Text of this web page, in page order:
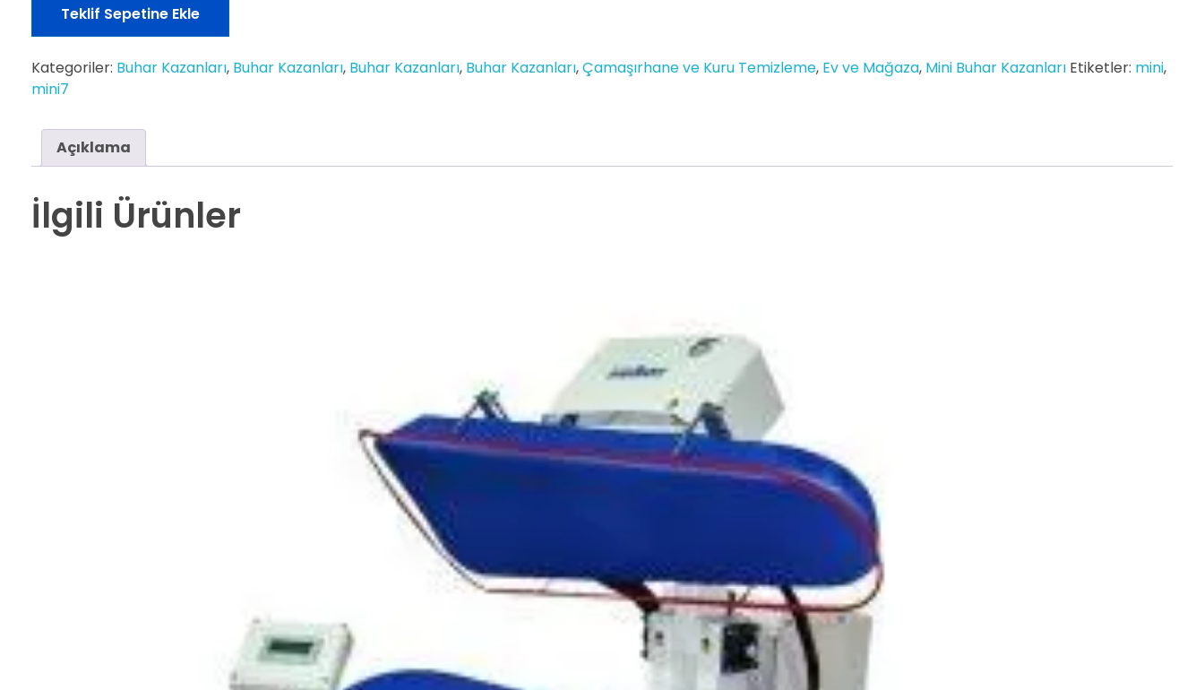
Teklif Sepetine Ekle
Kategoriler: Buhar Kazanları, Buhar Kazanları, Buhar Kazanları, Buhar Kazanları,Çamaşırhane ve Kuru Temizleme, Ev ve Mağaza, Mini Buhar Kazanları Etiketler: mini,
mini7
Açıklama
İlgili Ürünler